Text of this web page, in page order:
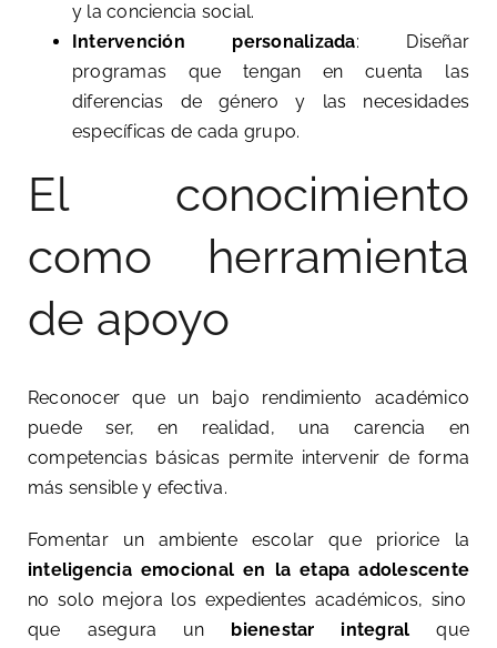
y la conciencia social.
Intervención personalizada: Diseñar
programas que tengan en cuenta las
diferencias de género y las necesidades
específicas de cada grupo.
El conocimiento
como herramienta
de apoyo
Reconocer que un bajo rendimiento académico
puede ser, en realidad, una carencia en
competencias básicas permite intervenir de forma
más sensible y efectiva.
Fomentar un ambiente escolar que
priorice la
inteligencia emocional en la etapa adolescente
no solo mejora los expedientes académicos, sino
que asegura un bienestar integralque